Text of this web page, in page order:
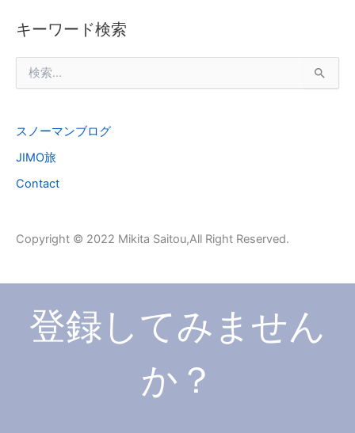
キーワード検索
索
:スノーマンブログ
JIMO旅
Contact
Copyright © 2022 Mikita Saitou,All Right Reserved.
登録してみません
か？